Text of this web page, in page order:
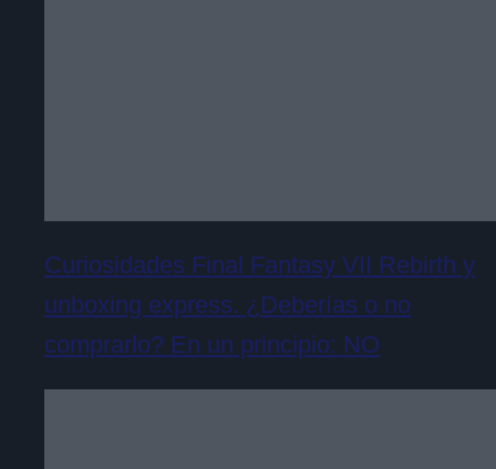
Curiosidades Final Fantasy VII Rebirth y
unboxing express. ¿Deberías o no
comprarlo? En un principio: NO